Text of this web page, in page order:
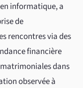
informatique, a
de
rencontres via des
financière
dans
observée à